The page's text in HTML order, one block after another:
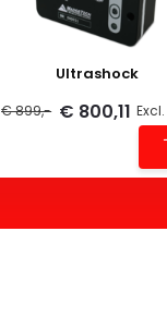
Ultrashock
€ 899,- € 800,11